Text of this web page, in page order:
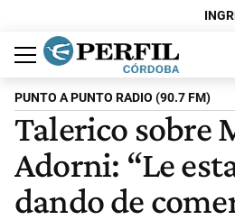
Política
Economía
Judiciales
Sociedad
Cultura
Espectáculos
Deportes
Protagonistas
PUNTO A PUNTO RADIO (90.7 FM)
Talerico sobre
Adorni: “Le
dando de